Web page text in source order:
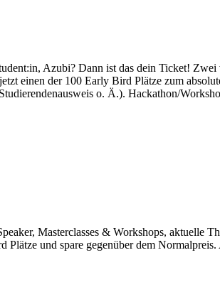
Azubi? Dann ist das dein Ticket!
einen der 100 Early Bird Plätze zum
o. Ä.). Hackathon/
Masterclasses & Workshops,
und spare gegenüber dem